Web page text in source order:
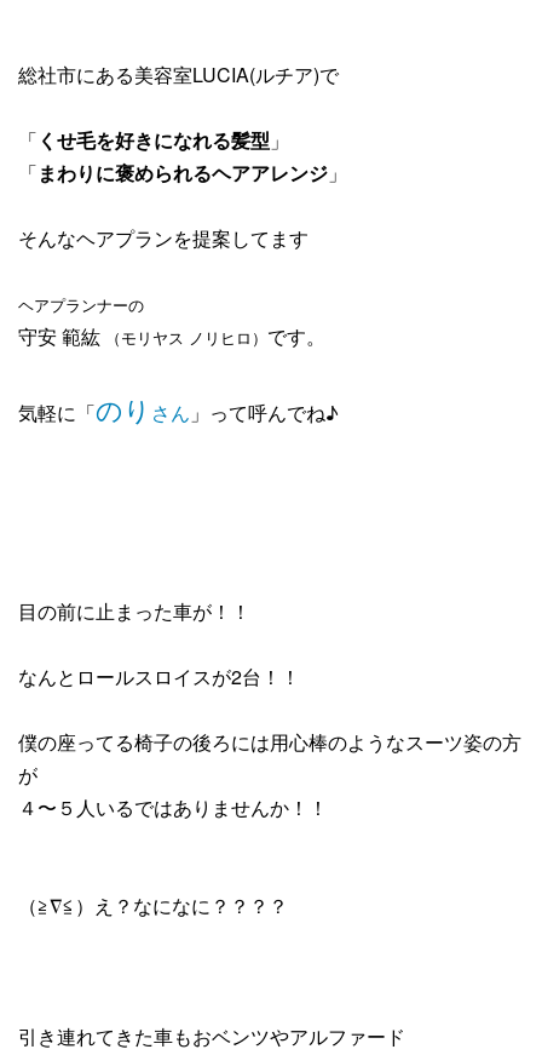
総社市にある美容室LUCIA(ルチア)で
「 くせ毛を好きになれる髪型 」
「まわりに褒められるヘアアレンジ 」
そんなヘアプランを提案してます
ヘアプランナーの
守安 範紘 （モリヤス ノリヒロ） です。
気軽に「のり さん 」って呼んでね♪
目の前に止まった車が！！
なんとロールスロイスが2台！！
僕の座ってる椅子の後ろには用心棒のようなスーツ姿の方
が
４〜５人いるではありませんか！！
（≧∇≦）え？なになに？？？？
引き連れてきた車もおベンツやアルファード